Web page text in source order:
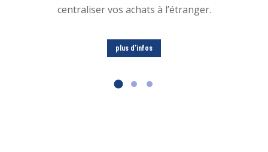
centraliser vos achats à l’étranger.
plus d’infos